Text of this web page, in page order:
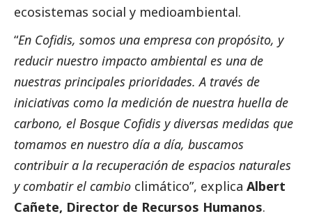
ecosistemas social y medioambiental.
“En Cofidis, somos una empresa con propósito, y
reducir nuestro impacto ambiental es una de
nuestras principales prioridades. A través de
iniciativas como la medición de nuestra huella de
carbono, el Bosque Cofidis y diversas medidas que
tomamos en nuestro día a día, buscamos
contribuir a la recuperación de espacios naturales
y combatir el cambio climático”, explica Albert
Cañete, Director de Recursos Humanos.